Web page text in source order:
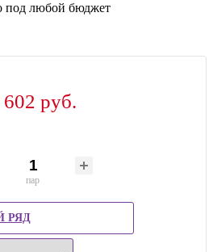
под любой бюджет
602 руб.
пар
РЯД